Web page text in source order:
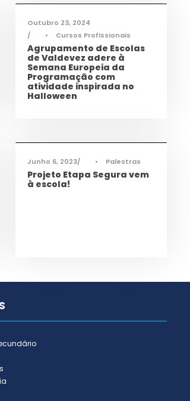
Outubro 23, 2024
•
Cursos Profissionais
Agrupamento de Escolas
de Valdevez adere à
Semana Europeia da
Programação com
atividade inspirada no
Halloween
Junho 6, 2023 • Palestras
Projeto Etapa Segura vem
à escola!